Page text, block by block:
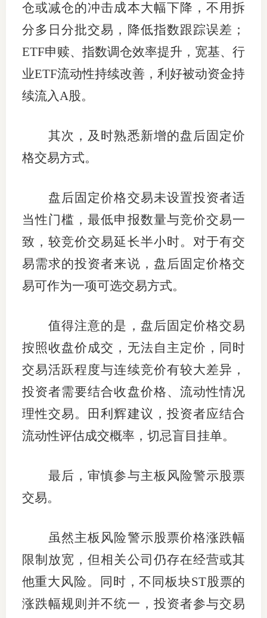
仓或减仓的冲击成本大幅下降，不用拆
分多日分批交易，降低指数跟踪误差；
ETF申赎、指数调仓效率提升，宽基、行
业ETF流动性持续改善，利好被动资金持
续流入A股。
其次，及时熟悉新增的盘后固定价
格交易方式。
盘后固定价格交易未设置投资者适
当性门槛，最低申报数量与竞价交易一
致，较竞价交易延长半小时。对于有交
易需求的投资者来说，盘后固定价格交
易可作为一项可选交易方式。
值得注意的是，盘后固定价格交易
按照收盘价成交，无法自主定价，同时
交易活跃程度与连续竞价有较大差异，
投资者需要结合收盘价格、流动性情况
理性交易。田利辉建议，投资者应结合
流动性评估成交概率，切忌盲目挂单。
最后，审慎参与主板风险警示股票
交易。
虽然主板风险警示股票价格涨跌幅
限制放宽，但相关公司仍存在经营或其
他重大风险。同时，不同板块ST股票的
涨跌幅规则并不统一，投资者参与交易